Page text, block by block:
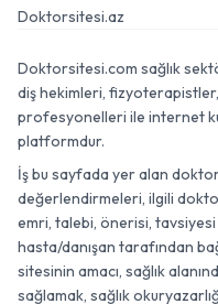
Doktorsitesi.az
Doktorsitesi.com sağlık
diş hekimleri,
profesyonelleri ile internet
platformdur.
İş bu sayfada yer alan
değerlendirmeleri, ilgili
emri, talebi, önerisi, tavsiyesi
hasta/danışan tarafından
sitesinin amacı, sağlık
sağlamak, sağlık